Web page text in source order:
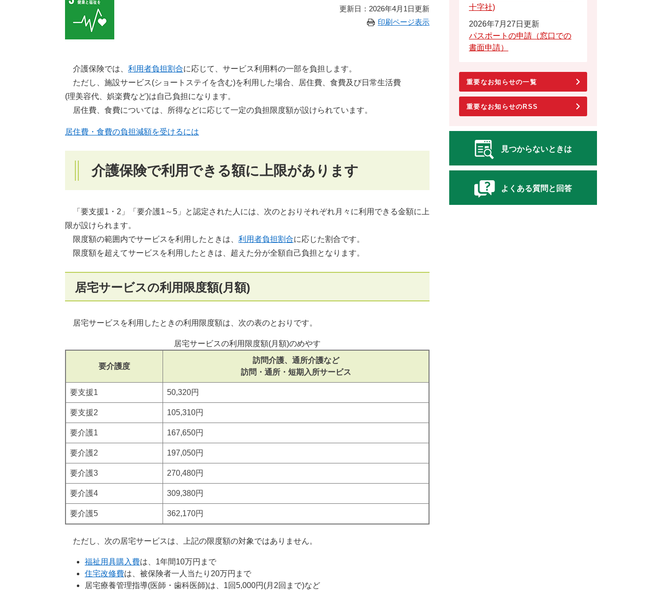
更新日：2026年4月1日更新
印刷ページ表示
介護保険では、 利用者負担割合に応じて、サービス利用料の一部を負担します。
ただし、施設サービス(ショートステイを含む)を利用した場合、居住費、食費及び日常生活費
(理美容代、娯楽費など)は自己負担になります。
居住費、食費については、所得などに応じて一定の負担限度額が設けられています。
居住費・食費の負担減額を受けるには
介護保険で利用できる額に上限があります
「要支援1・2」「要介護1～5」と認定された人には、次のとおりそれぞれ月々に利用できる金額に上
限が設けられます。
限度額の範囲内でサービスを利用したときは、 利用者負担割合に応じた割合です。
限度額を超えてサービスを利用したときは、超えた分が全額自己負担となります。
居宅サービスの利用限度額(月額)
居宅サービスを利用したときの利用限度額は、次の表のとおりです。
居宅サービスの利用限度額(月額)のめやす
要介護度
訪問介護、通所介護など
訪問・通所・短期入所サービス
要支援1 50,320円
要支援2 105,310円
要介護1 167,650円
要介護2 197,050円
要介護3 270,480円
要介護4 309,380円
要介護5 362,170円
ただし、次の居宅サービスは、上記の限度額の対象ではありません。
福祉用具購入費は、1年間10万円まで
住宅改修費は、被保険者一人当たり20万円まで
居宅療養管理指導(医師・歯科医師)は、1回5,000円(月2回まで)など
十字社)
2026年7月27日更新
パスポートの申請（窓口での
書面申請）
重要なお知らせの一覧
重要なお知らせのRSS
見つからないときは
よくある質問と回答